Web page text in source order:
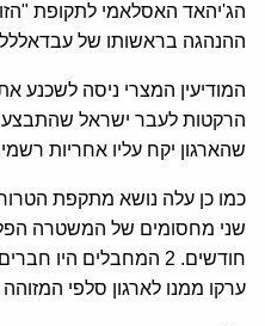
הג'יהאד האסלאמי לתקופת
ההנהגה בראשותו של
המודיעין המצרי ניסה לשכנע
הרקטות לעבר ישראל שהתבצע
שהארגון יקח עליו אחריות
חודשים. 2 המחבלים
ערקו ממנו לארגון סלפי